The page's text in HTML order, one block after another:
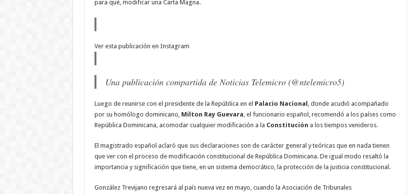
para qué, modificar una Carta Magna.
Ver esta publicación en Instagram
Una publicación compartida de Noticias Telemicro (@ntelemicro5)
Luego de reunirse con el presidente de la República en el Palacio Nacional , donde acudió acompañado
por su homólogo dominicano, Milton Ray Guevara, el funcionario español, recomendó a los países como
República Dominicana, acomodar cualquier modificación a la Constitución a los tiempos venideros.
El magistrado español aclaró que sus declaraciones son de carácter general y teóricas que en nada tienen
que ver con el proceso de modificación constitucional de República Dominicana. De igual modo resaltó la
importancia y significación que tiene, en un sistema democrático, la protección de la justicia constitucional.
González Trevijano regresará al país nueva vez en mayo, cuando la Asociación de Tribunales